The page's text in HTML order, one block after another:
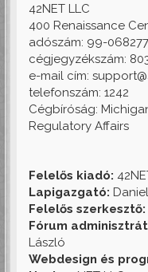
42NET LLC
400 Renaissance
adószám: 99-
cégjegyzékszám:
e-mail cím:
telefonszám: 1242
Cégbíróság:
Regulatory Affairs
Felelős kiadó:
Lapigazgató:
Felelős szerkesztő:
Fórum
László
Webdesign és